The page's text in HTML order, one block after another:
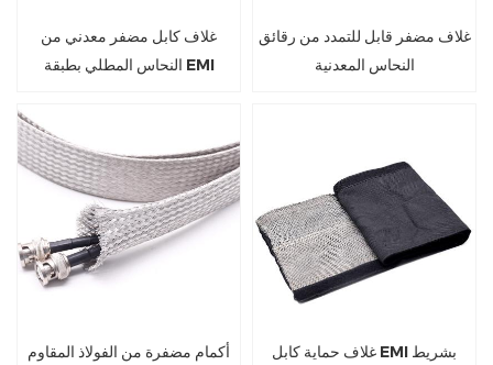
غلاف كابل مضفر معدني من
النحاس المطلي بطبقة EMI
غلاف مضفر قابل للتمدد من رقائق
النحاس المعدنية
أكمام مضفرة من الفولاذ المقاوم
غلاف حماية كابل EMI بشريط